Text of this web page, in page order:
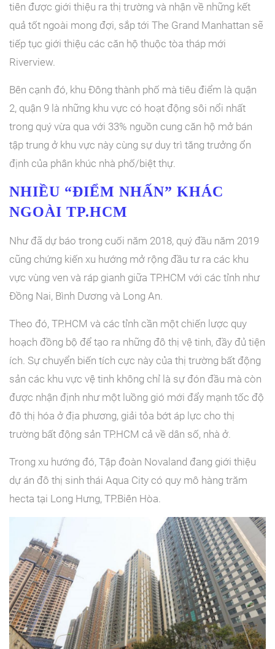
tiên được giới thiệu ra thị trường và nhận về những kết
quả tốt ngoài mong đợi, sắp tới The Grand Manhattan sẽ
tiếp tục giới thiệu các căn hộ thuộc tòa tháp mới
Riverview.
Bên cạnh đó, khu Đông thành phố mà tiêu điểm là quận
2, quận 9 là những khu vực có hoạt động sôi nổi nhất
trong quý vừa qua với 33% nguồn cung căn hộ mở bán
tập trung ở khu vực này cùng sự duy trì tăng trưởng ổn
định của phân khúc nhà phố/biệt thự.
NHIỀU “ĐIỂM NHẤN” KHÁC
NGOÀI TP.HCM
Như đã dự báo trong cuối năm 2018, quý đầu năm 2019
cũng chứng kiến xu hướng mở rộng đầu tư ra các khu
vực vùng ven và ráp gianh giữa TP.HCM với các tỉnh như
Đồng Nai, Bình Dương và Long An.
Theo đó, TP.HCM và các tỉnh cần một chiến lược quy
hoạch đồng bộ để tạo ra những đô thị vệ tinh, đầy đủ tiện
ích. Sự chuyển biến tích cực này của thị trường bất động
sản các khu vực vệ tinh không chỉ là sự đón đầu mà còn
được nhận định như một luồng gió mới đẩy mạnh tốc độ
đô thị hóa ở địa phương, giải tỏa bớt áp lực cho thị
trường bất động sản TP.HCM cả về dân số, nhà ở.
Trong xu hướng đó, Tập đoàn Novaland đang giới thiệu
dự án đô thị sinh thái Aqua City có quy mô hàng trăm
hecta tại Long Hưng, TP.Biên Hòa.